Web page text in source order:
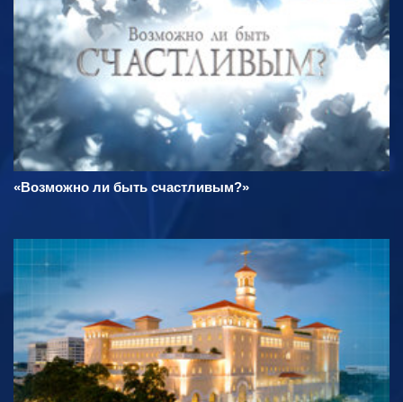
«Возможно ли быть счастливым?»